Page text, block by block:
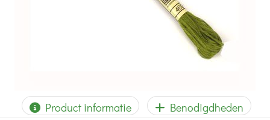
Product informatie Benodigdheden